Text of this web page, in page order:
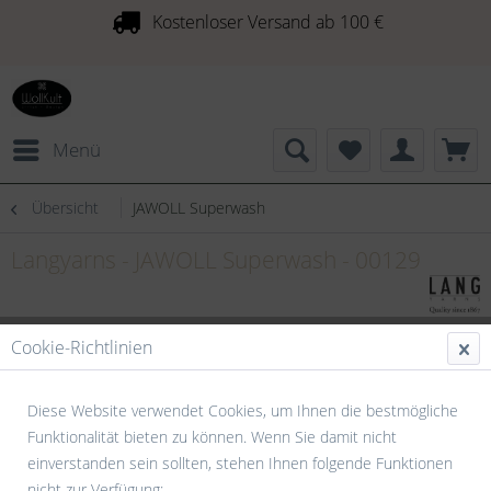
Kostenloser Versand ab 100 €
Menü
Übersicht JAWOLL Superwash
Cookie-Richtlinien
Diese Website verwendet Cookies, um Ihnen die bestmögliche
Funktionalität bieten zu können. Wenn Sie damit nicht
einverstanden sein sollten, stehen Ihnen folgende Funktionen